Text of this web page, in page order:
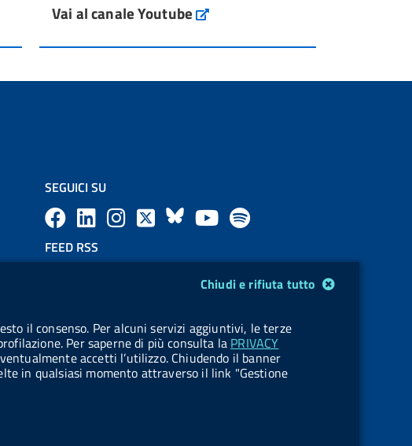
Vai al canale Youtube
Chiudi e rifiuta tutto
il consenso. Per alcuni servizi aggiuntivi, le terze
Per saperne di più consulta la PRIVACY
accetti l’utilizzo. Chiudendo il banner
in qualsiasi momento attraverso il link "Gestione
SEGUICI SU
F
a
b
o
L
e
d
l
.
X
B
s
k
Y
u
u
b
l
b
l
.
FEED RSS
e
d
Gestione cookie